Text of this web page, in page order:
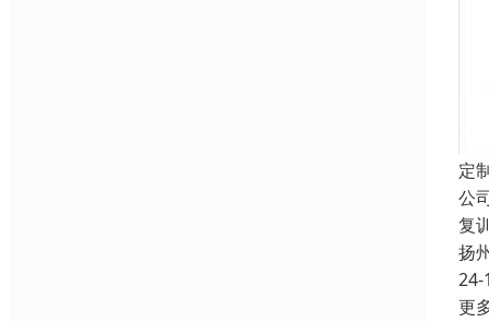
定
公
复
扬
24-
更